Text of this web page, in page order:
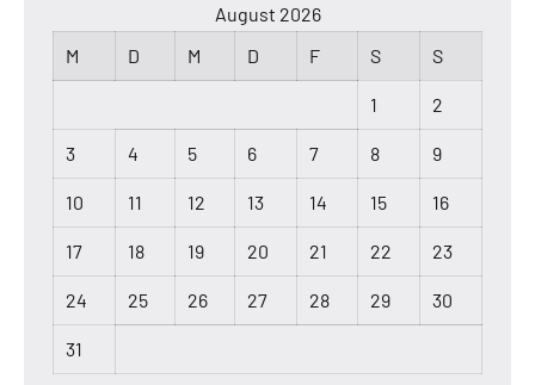
August 2026
M
D M D F S S
1 2
3 4 5 6 7 8 9
10 11 12 13 14 15 16
17 18 19 20 21 22 23
24 25 26 27 28 29 30
31